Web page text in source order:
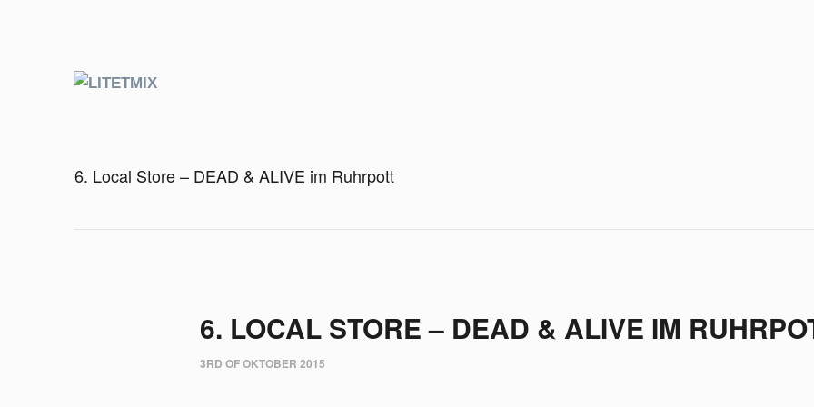
6. Local Store – DEAD & ALIVE im Ruhrpott
6. LOCAL STORE – DEAD & ALIVE IM
3RD OF OKTOBER 2015